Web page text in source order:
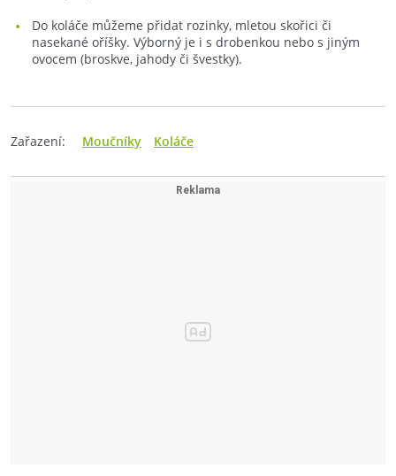
Do koláče můžeme přidat rozinky, mletou skořici či
nasekané oříšky. Výborný je i s drobenkou nebo s jiným
ovocem (broskve, jahody či švestky).
Zařazení: Moučníky Koláče